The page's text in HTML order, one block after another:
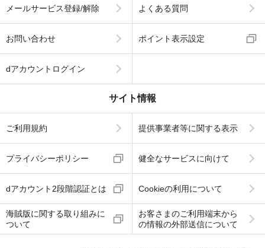
メールサービス登録/解除 よくある質問
お問い合わせ ポイント表示設定
dアカウントログイン
サイト情報
ご利用規約 提供事業者等に関する表示
プライバシーポリシー 健全なサービスに向けて
dアカウント2段階認証とは Cookieの利用について
海賊版に関する取り組みに
ついて
お客さまのご利用端末から
の情報の外部送信について